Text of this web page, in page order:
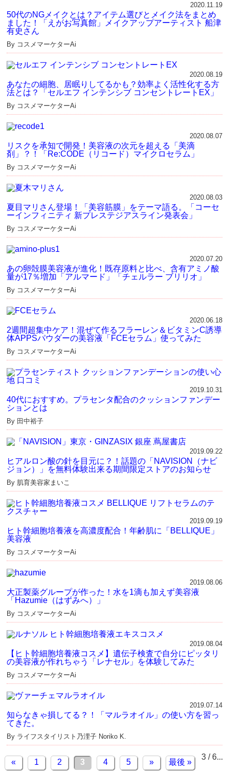
2020.11.19
50代のNGメイクとは？アイテム選びとメイク法をまとめ
ました！「えがお写真館」メイクアップアーティスト 船津
有史さん
By コスメマーケターAi
2020.08.19
あなたの細胞、居眠りしてるかも？効率よく活性化する方
法とは？「セルエフ インテンシブ コンセントレートEX」
By コスメマーケターAi
2020.08.07
リスクを承知で開発！美容液の次元を超える「美滴
剤」？！「Re:CODE（リコード）マイクロセラム」
By コスメマーケターAi
2020.08.03
夏目マリさん登場！「美容筋膜」をテーマ語る。「コーセ
ーインフィニティ 新プレステジアスライン発表会」
By コスメマーケターAi
2020.07.20
あの卵殻膜美容液が進化！既存原料と比べ、含有アミノ酸
量が17％増加「アルマード」「チェルラー ブリリオ」
By コスメマーケターAi
2020.06.18
2週間超集中ケア！混ぜて作るフラーレン＆ビタミンC誘導
体APPSパウダーの美容液「FCEセラム」使ってみた
By コスメマーケターAi
2019.10.31
40代におすすめ。プラセンタ配合のクッションファンデー
ションとは
By 田中裕子
2019.09.22
ヒアルロン酸の針を目元に？！話題の「NAVISION（ナビ
ジョン）」を無料体験出来る期間限定ストアのお知らせ
By 肌育美容家まいこ
2019.09.19
ヒト幹細胞培養液を高濃度配合！年齢肌に「BELLIQUE」
美容液
By コスメマーケターAi
2019.08.06
大正製薬グループが作った！水を1滴も加えず美容液
「Hazumie（はずみへ）」
By コスメマーケターAi
2019.08.04
【ヒト幹細胞培養液コスメ】遺伝子検査で自分にピッタリ
の美容液が作れちゃう「レナセル」を体験してみた
By コスメマーケターAi
2019.07.14
知らなきゃ損してる？！「マルラオイル」の使い方を習っ
てきた。
By ライフスタイリスト乃浬子 Noriko K.
3 / 6
« 1 2 3 4 5
...
» 最後 »